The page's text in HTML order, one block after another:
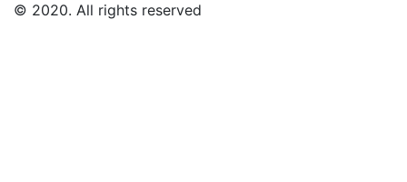
© 2020. All rights reserved